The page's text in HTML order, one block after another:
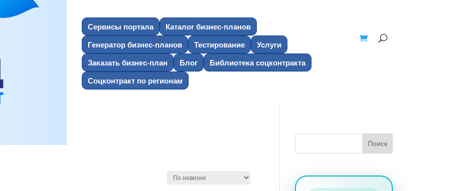
Сервисы портала
Каталог бизнес-планов
Генератор бизнес-планов
Тестирование
Услуги
Заказать бизнес-план
Блог
Библиотека соцконтракта
Соцконтракт по регионам